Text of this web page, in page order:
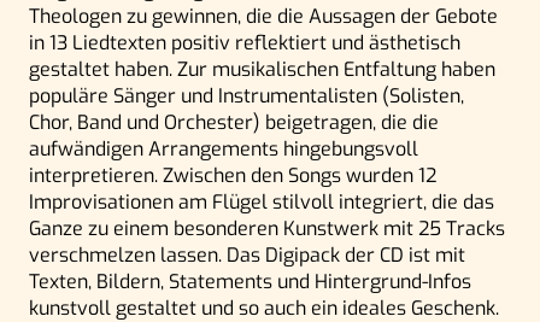
Theologen zu gewinnen, die die Aussagen der Gebote
in 13 Liedtexten positiv reflektiert und ästhetisch
gestaltet haben. Zur musikalischen Entfaltung haben
populäre Sänger und Instrumentalisten (Solisten,
Chor, Band und Orchester) beigetragen, die die
aufwändigen Arrangements hingebungsvoll
interpretieren. Zwischen den Songs wurden 12
Improvisationen am Flügel stilvoll integriert, die das
Ganze zu einem besonderen Kunstwerk mit 25 Tracks
verschmelzen lassen. Das Digipack der CD ist mit
Texten, Bildern, Statements und Hintergrund-Infos
kunstvoll gestaltet und so auch ein ideales Geschenk.